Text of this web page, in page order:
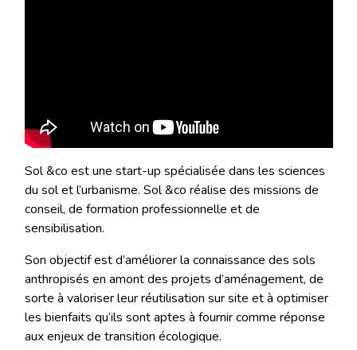
Sol &co est une start-up spécialisée dans les sciences
du sol et l’urbanisme. Sol &co réalise des missions de
conseil, de formation professionnelle et de
sensibilisation.
Son objectif est d’améliorer la connaissance des sols
anthropisés en amont des projets d’aménagement, de
sorte à valoriser leur réutilisation sur site et à optimiser
les bienfaits qu’ils sont aptes à fournir comme réponse
aux enjeux de transition écologique.